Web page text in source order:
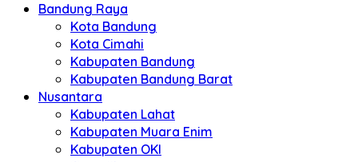
Bandung Raya
Kota Bandung
Kota Cimahi
Kabupaten Bandung
Kabupaten Bandung Barat
Nusantara
Kabupaten Lahat
Kabupaten Muara Enim
Kabupaten OKI